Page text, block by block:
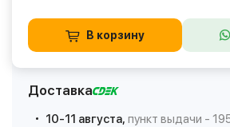
В корзину
Доставка
10-11 августа, пункт выдачи -